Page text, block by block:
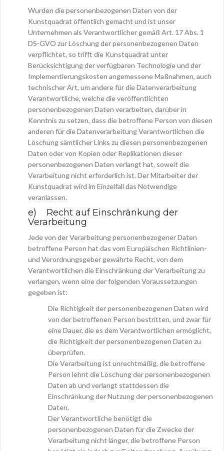
Wurden die personenbezogenen Daten von der
Kunstquadrat öffentlich gemacht und ist unser
Unternehmen als Verantwortlicher gemäß Art. 17 Abs. 1
DS-GVO zur Löschung der personenbezogenen Daten
verpflichtet, so trifft die Kunstquadrat unter
Berücksichtigung der verfügbaren Technologie und der
Implementierungskosten angemessene Maßnahmen, auch
technischer Art, um andere für die Datenverarbeitung
Verantwortliche, welche die veröffentlichten
personenbezogenen Daten verarbeiten, darüber in
Kenntnis zu setzen, dass die betroffene Person von diesen
anderen für die Datenverarbeitung Verantwortlichen die
Löschung sämtlicher Links zu diesen personenbezogenen
Daten oder von Kopien oder Replikationen dieser
personenbezogenen Daten verlangt hat, soweit die
Verarbeitung nicht erforderlich ist. Der Mitarbeiter der
Kunstquadrat wird im Einzelfall das Notwendige
veranlassen.
e) Recht auf Einschränkung der
Verarbeitung
Jede von der Verarbeitung personenbezogener Daten
betroffene Person hat das vom Europäischen Richtlinien-
und Verordnungsgeber gewährte Recht, von dem
Verantwortlichen die Einschränkung der Verarbeitung zu
verlangen, wenn eine der folgenden Voraussetzungen
gegeben ist:
Die Richtigkeit der personenbezogenen Daten wird
von der betroffenen Person bestritten, und zwar für
eine Dauer, die es dem Verantwortlichen ermöglicht,
die Richtigkeit der personenbezogenen Daten zu
überprüfen.
Die Verarbeitung ist unrechtmäßig, die betroffene
Person lehnt die Löschung der personenbezogenen
Daten ab und verlangt stattdessen die
Einschränkung der Nutzung der personenbezogenen
Daten.
Der Verantwortliche benötigt die
personenbezogenen Daten für die Zwecke der
Verarbeitung nicht länger, die betroffene Person